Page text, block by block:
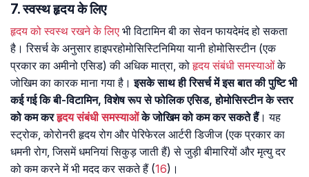
7. स्वस्थ हृदय के लिए
हृदय को स्वस्थ रखने के लिए भी विटामिन बी का सेवन फायदेमंद हो सकता
है। रिसर्च के अनुसार हाइपरहोमोसिस्टिनिमिया यानी होमोसिस्टीन (एक
प्रकार का अमीनो एसिड) की अधिक मात्रा, कोहृदय संबंधी समस्याओंके
जोखिम का कारक माना गया है।इसके साथ ही रिसर्च में इस बात की पुष्टि भी
कई गई कि बी-विटामिन, विशेष रूप से फोलिक एसिड, होमोसिस्टीन के स्तर
को कम करहृदय संबंधी समस्याओंके जोखिम को कम कर सकते हैं। यह
स्ट्रोक, कोरोनरी हृदय रोग और पेरिफेरल आर्टरी डिजीज (एक प्रकार का
धमनी रोग, जिसमें धमनियां सिकुड़ जाती हैं) से जुड़ी बीमारियों और मृत्यु दर
को कम करने में भी मदद कर सकते हैं (16)।